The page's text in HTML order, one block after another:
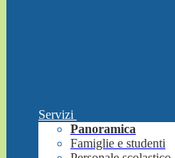
Servizi
Panoramica
Famiglie e studenti